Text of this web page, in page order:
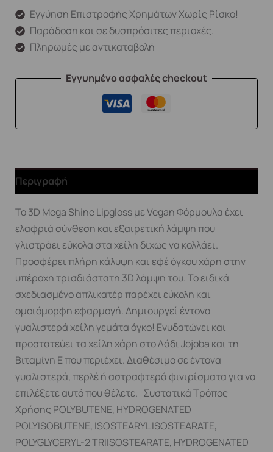
Εγγύηση Επιστροφής Χρημάτων Χωρίς Ρίσκο!
Παράδοση και σε δυσπρόσιτες περιοχές.
Πληρωμές με αντικαταβολή
Εγγυημένο ασφαλές checkout
Περιγραφή
To 3D Mega Shine Lipgloss με Vegan Φόρμουλα έχει
ελαφριά σύνθεση και εξαιρετική λάμψη που
γλιστράει εύκολα στα χείλη δίχως να κολλάει.
Προσφέρει πλήρη κάλυψη και εφέ όγκου χάρη στην
υπέροχη τρισδιάστατη 3D λάμψη του. Το ειδικά
σχεδιασμένο απλικατέρ παρέχει εύκολη και
ομοιόμορφη εφαρμογή. Δημιουργεί έντονα
γυαλιστερά χείλη γεμάτα όγκο! Ενυδατώνει και
προστατεύει τα χείλη χάρη στο Λάδι Jojoba και τη
Βιταμίνη Ε που περιέχει. Διαθέσιμο σε έντονα
γυαλιστερά, περλέ ή αστραφτερά φινιρίσματα για να
επιλέξετε αυτό που θέλετε. Συστατικά Τρόπος
Χρήσης POLYBUTENE, HYDROGENATED
POLYISOBUTENE, ISOSTEARYL ISOSTEARATE,
POLYGLYCERYL-2 TRIISOSTEARATE, HYDROGENATED